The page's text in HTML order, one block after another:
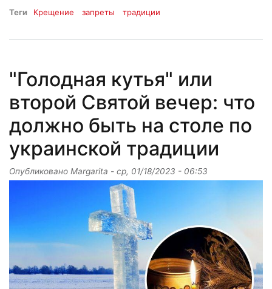
Теги Крещение запреты традиции
"Голодная кутья" или
второй Святой вечер: что
должно быть на столе по
украинской традиции
Опубликовано Margarita - ср, 01/18/2023 - 06:53